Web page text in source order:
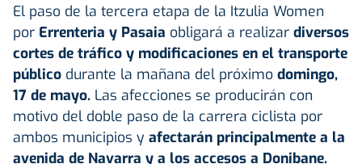
El paso de la tercera etapa de la Itzulia Women
por Errenteria y Pasaia obligará a realizar diversos
cortes de tráfico y modificaciones en el transporte
público durante la mañana del próximo domingo,
17 de mayo. Las afecciones se producirán con
motivo del doble paso de la carrera ciclista por
ambos municipios y afectarán principalmente a la
avenida de Navarra y a los accesos a Donibane.